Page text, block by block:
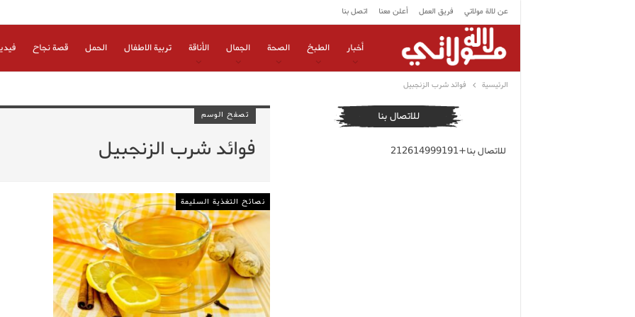
عن لالة مولاتي فريق العمل أعلن معنا اتصل بنا
أخبار الطبخ الصحة الجمال الأناقة تربية الاطفال الحمل قصة نجاح
الرئيسية فوائد شرب الزنجبيل
تصفح الوسم
فوائد شرب الزنجبيل
نصائح التغذية السليمة
للاتصال بنا
للاتصال بنا+212614999191